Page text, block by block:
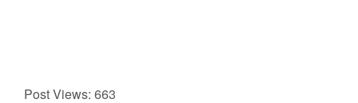
Post Views: 663